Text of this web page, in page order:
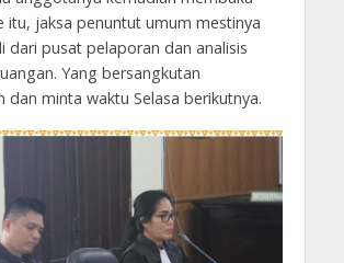
itu, jaksa penuntut umum mestinya
dari pusat pelaporan dan analisis
Yang bersangkutan
dan minta waktu Selasa berikutnya.